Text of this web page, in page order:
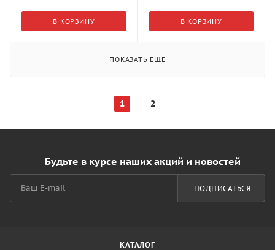
В КОРЗИНУ В КОРЗИНУ
ПОКАЗАТЬ ЕЩЕ
1 2
Будьте в курсе наших акций и новостей
ПОДПИСАТЬСЯ
КАТАЛОГ